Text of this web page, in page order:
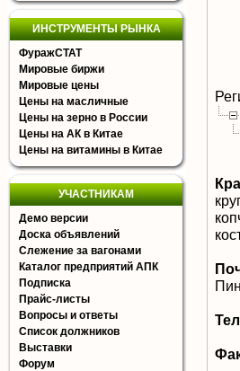
ИНСТРУМЕНТЫ РЫНКА
ФуражСТАТ
Мировые биржи
Мировые цены
Цены на масличные
Цены на зерно в России
Цены на АК в Китае
Цены на витамины в Китае
УЧАСТНИКАМ
Демо версии
Доска объявлений
Слежение за вагонами
Каталог предприятий АПК
Подписка
Прайс-листы
Вопросы и ответы
Список должников
Выставки
Форум